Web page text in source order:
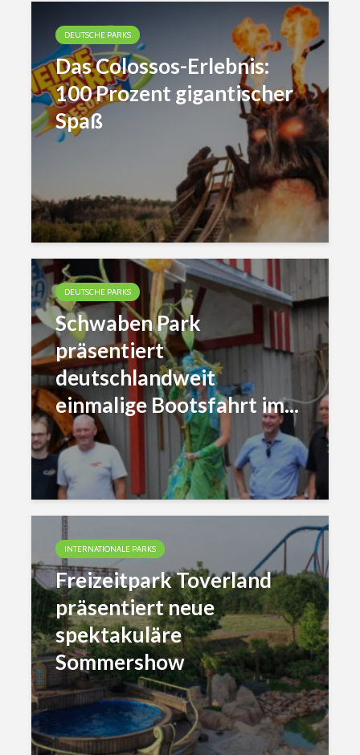
DEUTSCHE PARKS
Das Colossos-Erlebnis:
100 Prozent gigantischer
Spaß
DEUTSCHE PARKS
Schwaben Park
präsentiert
deutschlandweit
einmalige Bootsfahrt im...
INTERNATIONALE PARKS
Freizeitpark Toverland
präsentiert neue
spektakuläre
Sommershow